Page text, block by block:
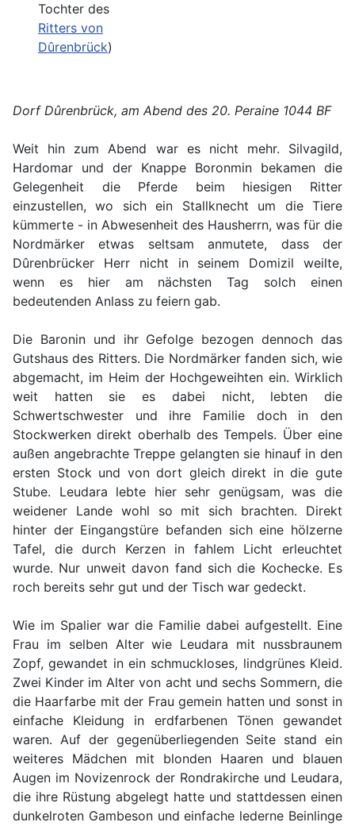
Tochter des
Ritters von
Dûrenbrück)
Dorf Dûrenbrück, am Abend des 20. Peraine 1044 BF
Weit hin zum Abend war es nicht mehr. Silvagild,
Hardomar und der Knappe Boronmin bekamen die
Gelegenheit die Pferde beim hiesigen Ritter
einzustellen, wo sich ein Stallknecht um die Tiere
kümmerte - in Abwesenheit des Hausherrn, was für die
Nordmärker etwas seltsam anmutete, dass der
Dûrenbrücker Herr nicht in seinem Domizil weilte,
wenn es hier am nächsten Tag solch einen
bedeutenden Anlass zu feiern gab.
Die Baronin und ihr Gefolge bezogen dennoch das
Gutshaus des Ritters. Die Nordmärker fanden sich, wie
abgemacht, im Heim der Hochgeweihten ein. Wirklich
weit hatten sie es dabei nicht, lebten die
Schwertschwester und ihre Familie doch in den
Stockwerken direkt oberhalb des Tempels. Über eine
außen angebrachte Treppe gelangten sie hinauf in den
ersten Stock und von dort gleich direkt in die gute
Stube. Leudara lebte hier sehr genügsam, was die
weidener Lande wohl so mit sich brachten. Direkt
hinter der Eingangstüre befanden sich eine hölzerne
Tafel, die durch Kerzen in fahlem Licht erleuchtet
wurde. Nur unweit davon fand sich die Kochecke. Es
roch bereits sehr gut und der Tisch war gedeckt.
Wie im Spalier war die Familie dabei aufgestellt. Eine
Frau im selben Alter wie Leudara mit nussbraunem
Zopf, gewandet in ein schmuckloses, lindgrünes Kleid.
Zwei Kinder im Alter von acht und sechs Sommern, die
die Haarfarbe mit der Frau gemein hatten und sonst in
einfache Kleidung in erdfarbenen Tönen gewandet
waren. Auf der gegenüberliegenden Seite stand ein
weiteres Mädchen mit blonden Haaren und blauen
Augen im Novizenrock der Rondrakirche und Leudara,
die ihre Rüstung abgelegt hatte und stattdessen einen
dunkelroten Gambeson und einfache lederne Beinlinge